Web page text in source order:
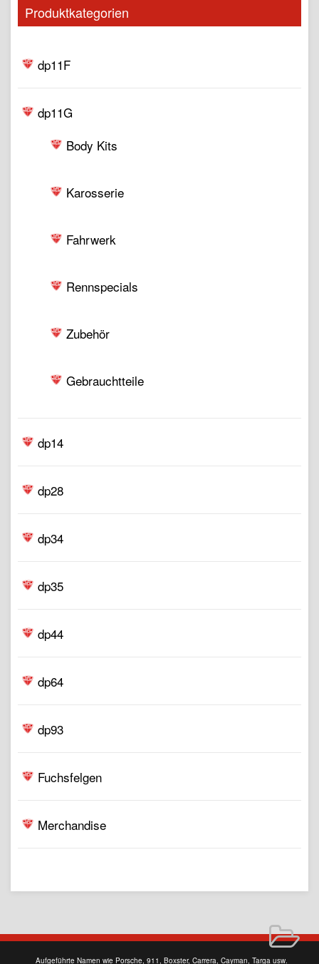
Produktkategorien
dp11F
dp11G
Body Kits
Karosserie
Fahrwerk
Rennspecials
Zubehör
Gebrauchtteile
dp14
dp28
dp34
dp35
dp44
dp64
dp93
Fuchsfelgen
Merchandise
Aufgeführte Namen wie Porsche, 911, Boxster, Carrera, Cayman, Targa usw.